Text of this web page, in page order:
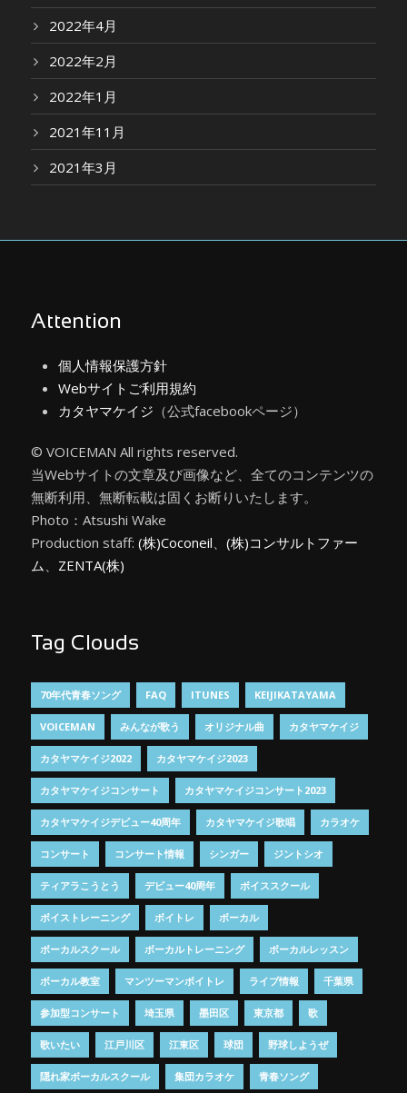
2022年4月
2022年2月
2022年1月
2021年11月
2021年3月
Attention
個人情報保護方針
Webサイトご利用規約
カタヤマケイジ （公式facebookページ）
© VOICEMAN All rights reserved.
当Webサイトの文章及び画像など、全てのコンテンツの
無断利用、無断転載は固くお断りいたします。
Photo：Atsushi Wake
Production staff: (株)Coconeil、 (株)コンサルトファー
ム、 ZENTA(株)
Tag Clouds
70年代青春ソング FAQ ITUNES KEIJIKATAYAMA
VOICEMAN みんなが歌う オリジナル曲 カタヤマケイジ
カタヤマケイジ2022 カタヤマケイジ2023
カタヤマケイジコンサート カタヤマケイジコンサート2023
カタヤマケイジデビュー40周年 カタヤマケイジ歌唱 カラオケ
コンサート コンサート情報 シンガー ジントシオ
ティアラこうとう デビュー40周年 ボイススクール
ボイストレーニング ボイトレ ボーカル
ボーカルスクール ボーカルトレーニング ボーカルレッスン
ボーカル教室 マンツーマンボイトレ ライブ情報 千葉県
参加型コンサート 埼玉県 墨田区 東京都 歌
歌いたい 江戸川区 江東区 球団 野球しようぜ
隠れ家ボーカルスクール 集団カラオケ 青春ソング